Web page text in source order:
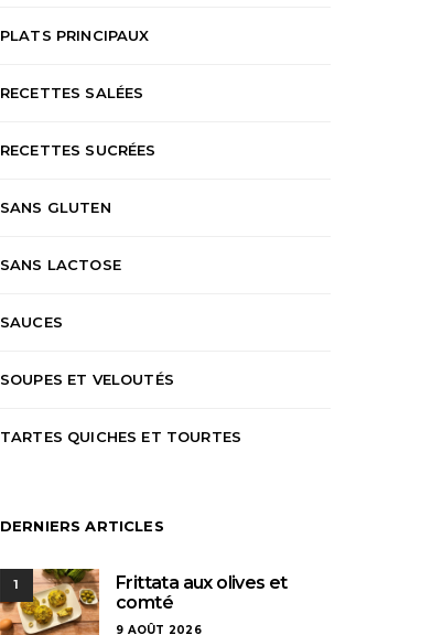
PLATS PRINCIPAUX
RECETTES SALÉES
RECETTES SUCRÉES
SANS GLUTEN
SANS LACTOSE
SAUCES
SOUPES ET VELOUTÉS
TARTES QUICHES ET TOURTES
DERNIERS ARTICLES
1
Frittata aux olives et
comté
9 AOÛT 2026